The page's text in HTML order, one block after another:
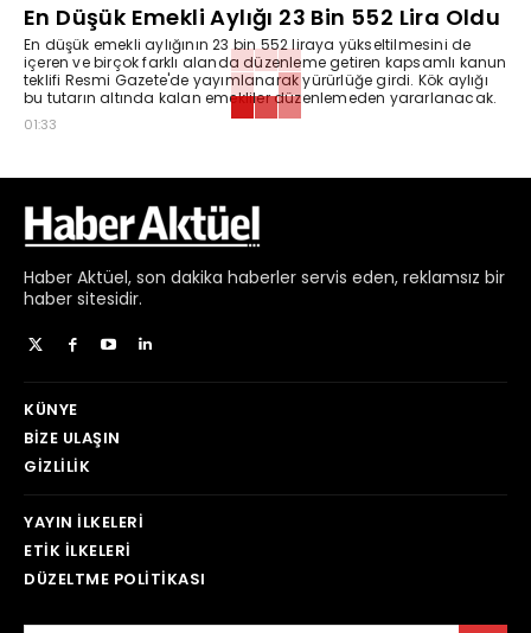
En Düşük Emekli Aylığı 23 Bin 552 Lira Oldu
En düşük emekli aylığının 23 bin 552 liraya yükseltilmesini de
içeren ve birçok farklı alanda düzenleme getiren kapsamlı kanun
teklifi Resmi Gazete'de yayımlanarak yürürlüğe girdi. Kök aylığı
bu tutarın altında kalan emekliler düzenlemeden yararlanacak.
01:33
Haber Aktüel, son dakika haberler servis eden, reklamsız bir
haber sitesidir.
KÜNYE
BIZE ULAŞIN
GIZLILIK
YAYIN İLKELERI
ETIK İLKELERI
DÜZELTME POLITIKASI